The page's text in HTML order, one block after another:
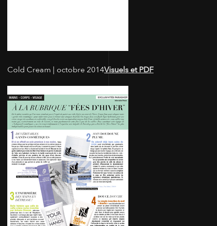
Cold Cream | octobre 2014Visuels et PDF